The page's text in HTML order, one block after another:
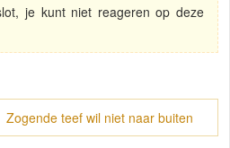
je kunt niet reageren op deze
Zogende teef wil niet naar buiten